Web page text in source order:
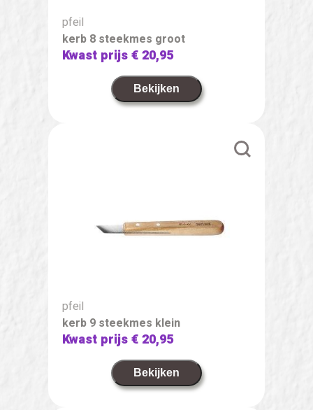
pfeil
kerb 8 steekmes groot
Kwast prijs€ 20,95
Bekijken
pfeil
kerb 9 steekmes klein
Kwast prijs€ 20,95
Bekijken